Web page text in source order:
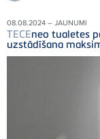
08.08.2024 – JAUNUMI
TECEneo tualetes
uzstādīšana